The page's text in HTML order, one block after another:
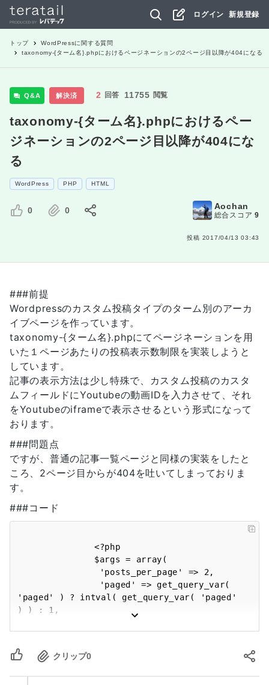
ログイン 新規登録
トップ WordPressに関する質問
taxonomy-{ターム名}.phpにおけるページネーションの2ページ目以降が404になる
Q&A 解決済 2 回答 11755 閲覧
taxonomy-{ターム名}.phpにおけるペー
ジネーションの2ページ目以降が404にな
る
WordPress PHP HTML
0 0 Aochan
総合スコア 9
投稿 2017/04/13 03:43
###前提
Wordpressのカスタム投稿タイプのターム別のアーカ
イブページを作っています。
taxonomy-{ターム名}.phpにてページネーションを用
いた１ページあたりの投稿表示数制限を実装しようと
しています。
記事の表示方法は少し特殊で、カスタム投稿のカスタ
ムフィールドにYoutubeの動画IDを入力させて、それ
をYoutubeのiframeで表示させるという形式になって
おります。
###問題点
ですが、普通の記事一覧ページと同様の実装をしたと
ころ、2ページ目からが404を吐いてしまっておりま
す。
###コード
'paged' ) ? intval( get_query_var( 'paged'
) ) : 1,
				 'post_type' => 'post',
				 'post_status' => 'publish'
クリップ0